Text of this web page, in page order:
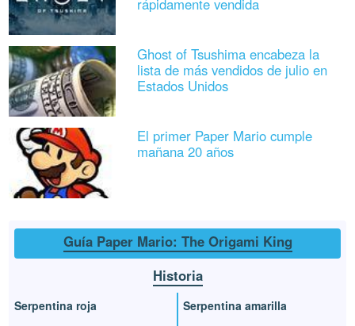
rápidamente vendida
Ghost of Tsushima encabeza la
lista de más vendidos de julio en
Estados Unidos
El primer Paper Mario cumple
mañana 20 años
Guía Paper Mario: The Origami King
Historia
Serpentina roja
Serpentina amarilla